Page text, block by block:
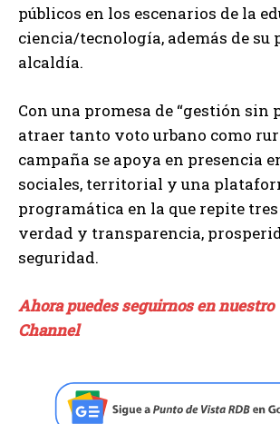
públicos en los escenarios de la
ciencia/tecnología, además de su
alcaldía.
Con una promesa de “gestión sin
atraer tanto voto urbano como
campaña se apoya en presencia
sociales, territorial y una
programática en la que repite
verdad y transparencia,
seguridad.
Ahora puedes seguirnos en
Channel